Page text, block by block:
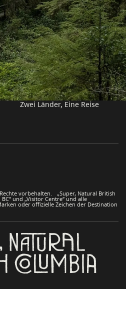
Reisebranche
Medien
Unternehmen
简体中文 – China
Auf dieser Website
Reisevorschläge
Praktische Tipps
Zwei Länder, Eine Reise
vorbehalten. „Super, Natural British
und „Visitor Centre“ und alle
oder offizielle Zeichen der Destination